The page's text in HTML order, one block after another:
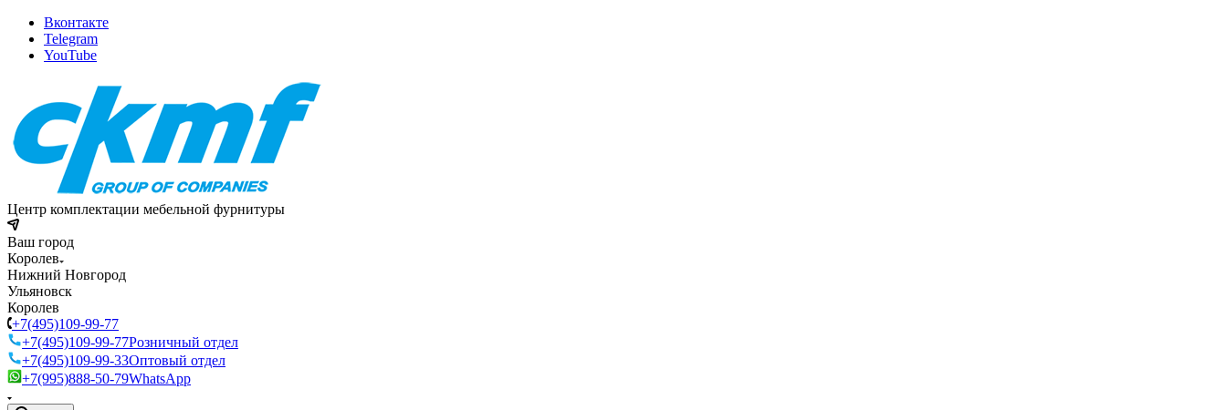
Вконтакте
Telegram
YouTube
Центр комплектации мебельной фурнитуры
Ваш город
Королев
Нижний Новгород
Ульяновск
Королев
+7(495)109-99-77
+7(495)109-99-77Розничный отдел
+7(495)109-99-33Оптовый отдел
+7(995)888-50-79WhatsApp